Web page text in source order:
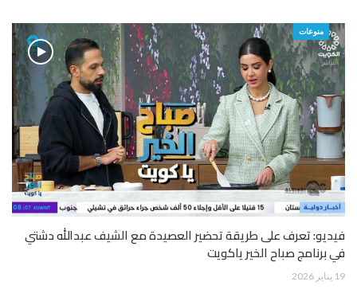
منوعات
فيديو: تعرف على طريقة تحضير العصيدة مع الشيف عبدالله دشتي
في برنامج صباح الخير ياكويت
19 يناير 2026